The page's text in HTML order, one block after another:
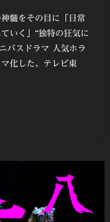
髄をその目に「日常
いく」“独特の狂気に
バスドラマ 人気ホラ
化した、テレビ東